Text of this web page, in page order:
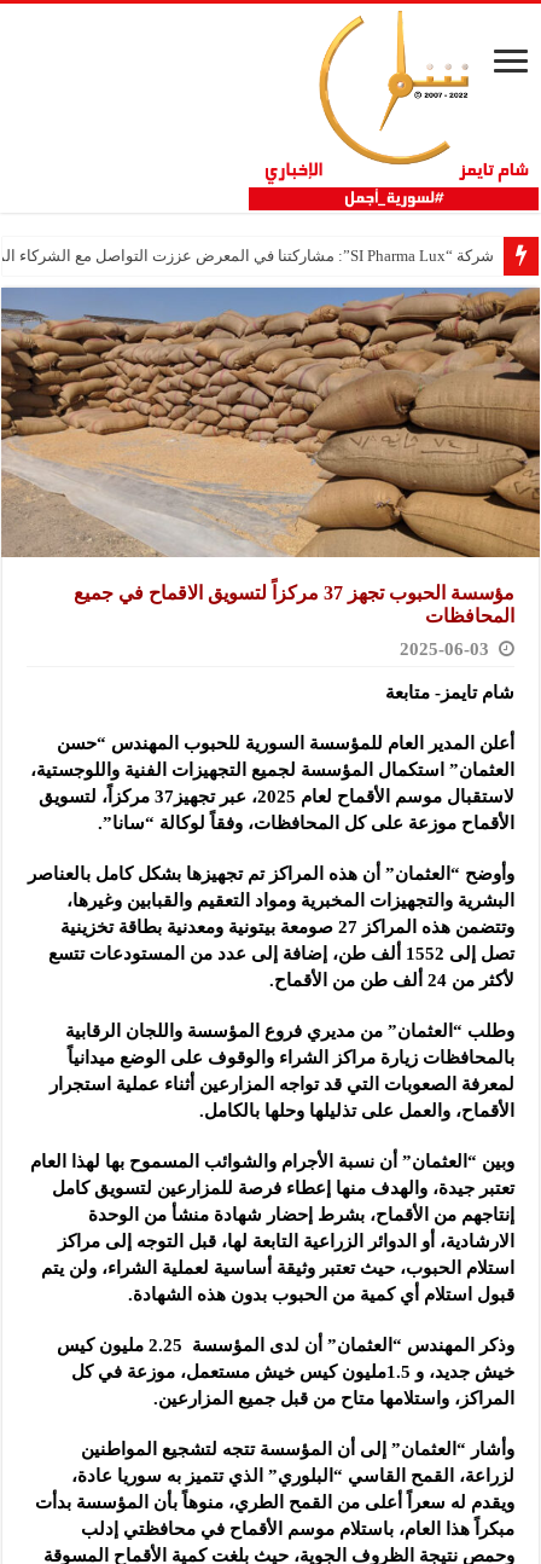
شركة “SI Pharma Lux”: مشاركتنا في المعرض عززت التواصل مع الشركاء المحليين والدوليين
مؤسسة الحبوب تجهز 37 مركزاً لتسويق الاقماح في جميع
المحافظات
2025-06-03
شام تايمز- متابعة
أعلن المدير العام للمؤسسة السورية للحبوب المهندس “حسن
العثمان” استكمال المؤسسة لجميع التجهيزات الفنية واللوجستية،
لاستقبال موسم الأقماح لعام 2025، عبر تجهيز37 مركزاً، لتسويق
الأقماح موزعة على كل المحافظات، وفقاً لوكالة “سانا”.
وأوضح “العثمان” أن هذه المراكز تم تجهيزها بشكل كامل بالعناصر
البشرية والتجهيزات المخبرية ومواد التعقيم والقبابين وغيرها،
وتتضمن هذه المراكز 27 صومعة بيتونية ومعدنية بطاقة تخزينية
تصل إلى 1552 ألف طن، إضافة إلى عدد من المستودعات تتسع
لأكثر من 24 ألف طن من الأقماح.
وطلب “العثمان” من مديري فروع المؤسسة واللجان الرقابية
بالمحافظات زيارة مراكز الشراء والوقوف على الوضع ميدانياً
لمعرفة الصعوبات التي قد تواجه المزارعين أثناء عملية استجرار
الأقماح، والعمل على تذليلها وحلها بالكامل.
وبين “العثمان” أن نسبة الأجرام والشوائب المسموح بها لهذا العام
تعتبر جيدة، والهدف منها إعطاء فرصة للمزارعين لتسويق كامل
إنتاجهم من الأقماح، بشرط إحضار شهادة منشأ من الوحدة
الارشادية، أو الدوائر الزراعية التابعة لها، قبل التوجه إلى مراكز
استلام الحبوب، حيث تعتبر وثيقة أساسية لعملية الشراء، ولن يتم
قبول استلام أي كمية من الحبوب بدون هذه الشهادة.
وذكر المهندس “العثمان” أن لدى المؤسسة 2.25 مليون كيس
خيش جديد، و 1.5مليون كيس خيش مستعمل، موزعة في كل
المراكز، واستلامها متاح من قبل جميع المزارعين.
وأشار “العثمان” إلى أن المؤسسة تتجه لتشجيع المواطنين
لزراعة، القمح القاسي “البلوري” الذي تتميز به سوريا عادة،
ويقدم له سعراً أعلى من القمح الطري، منوهاً بأن المؤسسة بدأت
مبكراً هذا العام، باستلام موسم الأقماح في محافظتي إدلب
وحمص نتيجة الظروف الجوية، حيث بلغت كمية الأقماح المسوقة